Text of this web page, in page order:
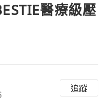
醫療級壓
追蹤